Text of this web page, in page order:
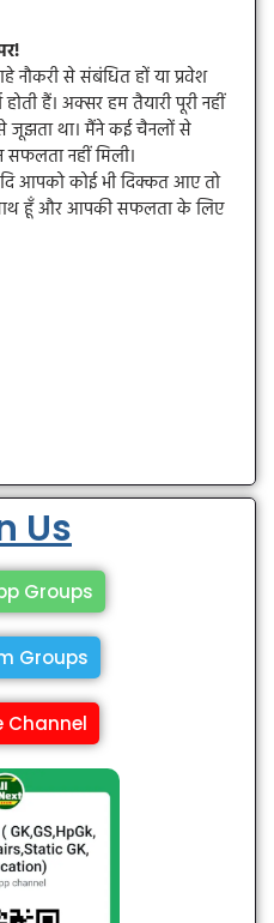
नौकरी से संबंधित हों या प्रवेश
हैं। अक्सर हम तैयारी पूरी नहीं
जूझता था। मैंने कई चैनलों से
नहीं मिली।
आपको कोई भी दिक्कत आए तो
हूँ और आपकी सफलता के लिए
Us
Groups
Groups
Channel